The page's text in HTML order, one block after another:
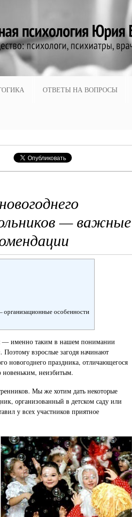
ОТВЕТЫ НА ВОПРОСЫ
— важные
организационные особенности
именно таким в нашем понимании
взрослые загодя начинают
новогоднего праздника, отличающегося
новеньким, неизбитым.
Мы же хотим дать некоторые
организованный в детском саду или
у всех участников приятное